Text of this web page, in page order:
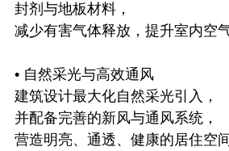
封剂与地板材料，
减少有害气体释放，提升室内空气
• 自然采光与高效通风
建筑设计最大化自然采光引入，
并配备完善的新风与通风系统，
营造明亮、通透、健康的居住空间